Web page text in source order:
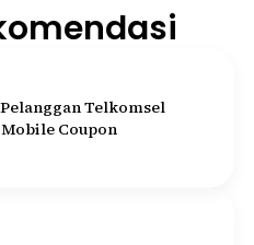
Telkomsel
Coupon